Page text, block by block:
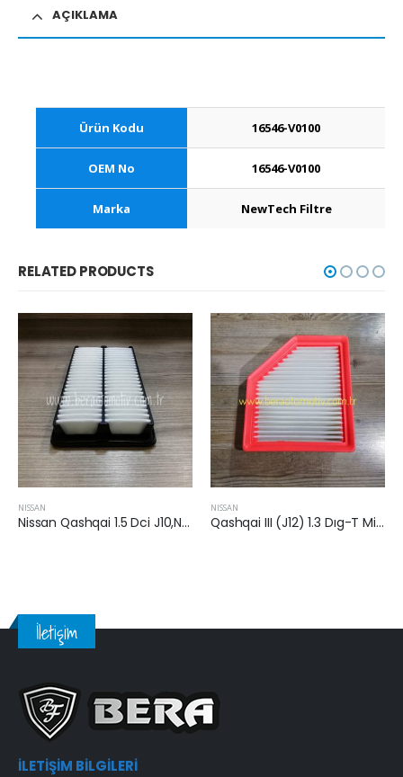
AÇIKLAMA
Ürün Kodu 16546-V0100
OEM No 16546-V0100
Marka NewTech Filtre
RELATED PRODUCTS
NISSAN
Nissan Qashqai 1.5 Dci J10,NJ10,JJ10E 2008-2013 Arası Hava Filtresi
NISSAN
Qashqai III (J12) 1.3 Dıg-T Mild-Hybrid 2021 Sonrası
İletişim
İLETIŞIM BILGILERI